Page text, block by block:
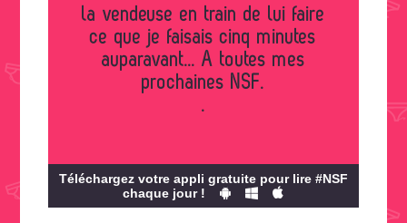
la vendeuse en train de lui faire
ce que je faisais cinq minutes
auparavant... A toutes mes
prochaines NSF.
.
Téléchargez votre appli gratuite pour lire #NSF
chaque jour !